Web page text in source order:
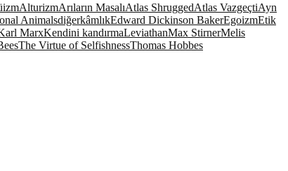
AlturizmArıların MasalıAtlas ShruggedAtlas VazgeçtiAyn
AnimalsdiğerkâmlıkEdward Dickinson BakerEgoizmEtik
MarxKendini kandırmaLeviathanMax StirnerMelis
The Virtue of SelfishnessThomas Hobbes